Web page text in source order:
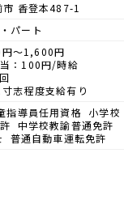
市 香登本487-1
パート
～1,600円
：100円/時給
志程度支給有り
指導員任用資格 小学校
中学校教諭普通免許
普通自動車運転免許